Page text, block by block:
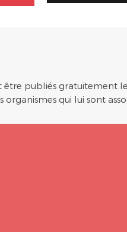
publiés gratuitement
qui lui sont